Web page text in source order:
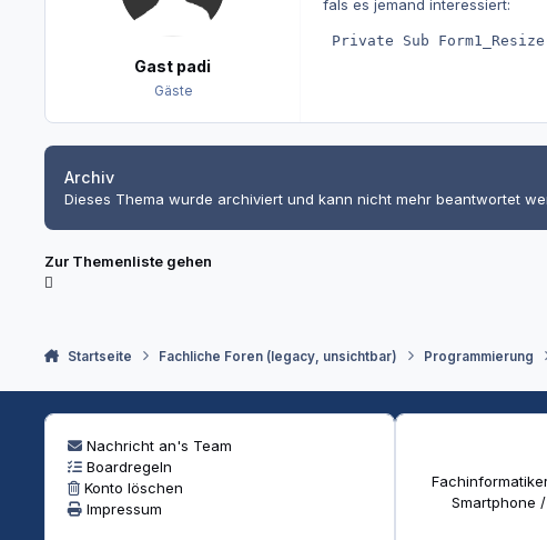
Gast padi
Gäste
fals es jemand interessiert:
Private Sub
Archiv
Dieses Thema wurde archiviert und kann nicht mehr beantwortet
Zur Themenliste gehen
Startseite Fachliche Foren (legacy, unsichtbar) Programmierung
Nachricht an's Team
Boardregeln
Konto löschen
Impressum
Smartphone